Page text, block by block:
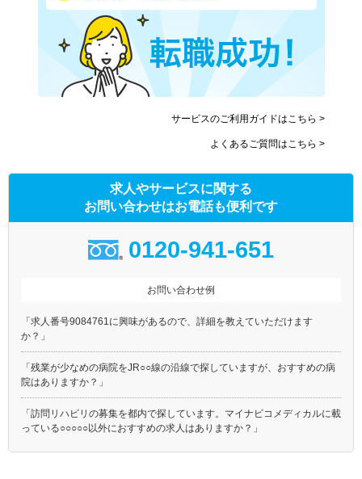
サービスのご利用ガイドはこちら >
よくあるご質問はこちら >
求人やサービスに関する
お問い合わせはお電話も便利です
0120-941-651
お問い合わせ例
「求人番号9084761に興味があるので、詳細を教えていただけます
か？」
「残業が少なめの病院をJR○○線の沿線で探していますが、おすすめの病
院はありますか？」
「訪問リハビリの募集を都内で探しています。マイナビコメディカルに載
っている○○○○○以外におすすめの求人はありますか？」